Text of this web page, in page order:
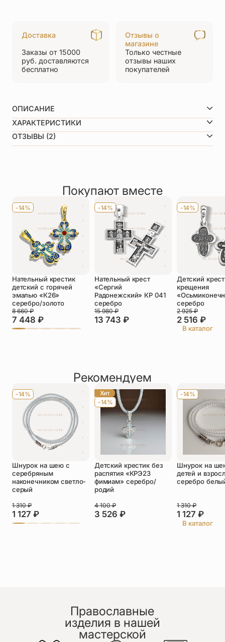
«Святитель
Нектарий
Эгинский»
большой
Доставка
Заказы от 15000
руб. доставляются
бесплатно
Отзывы о
магазине
Только честные
отзывы наших
покупателей
ОПИСАНИЕ
ХАРАКТЕРИСТИКИ
Вид металлаСеребро 925 пробы
ОТЗЫВЫ (2)
Оставить отзыв
Отзыв*
Прикрепить фото
Оставить отзыв
Подтверждаю свое согласие с
политикой конфиденциальностии даю
согласие на обработку персональных
данных
Виктория
26.06.2026
Покупают вместе
-14%
Нательный крестик
детский с горячей
эмалью «К26»
серебро/золото
7 448 ₽
8 660₽
-14%
Нательный крест
«Сергий
Радонежский» КР 041
серебро
13 743 ₽
15 980₽
-14%
Детский
крещения
серебро
2 516 ₽
2 925₽
В каталог
Рекомендуем
-14%
Шнурок на шею с
серебряным
наконечником светло-
серый
1 127 ₽
1 310₽
Хит
-14%
Детский крестик без
распятия «КРЭ23
фимиам» серебро/
родий
3 526 ₽
4 100₽
-14%
Шнурок на
детей и
серебро
1 127 ₽
1 310₽
В каталог
Православные
изделия в нашей
мастерской